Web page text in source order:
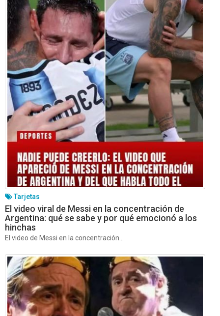
Tarjetas
El video viral de Messi en la concentración de
Argentina: qué se sabe y por qué emocionó a los
hinchas
El video de Messi en la concentración...